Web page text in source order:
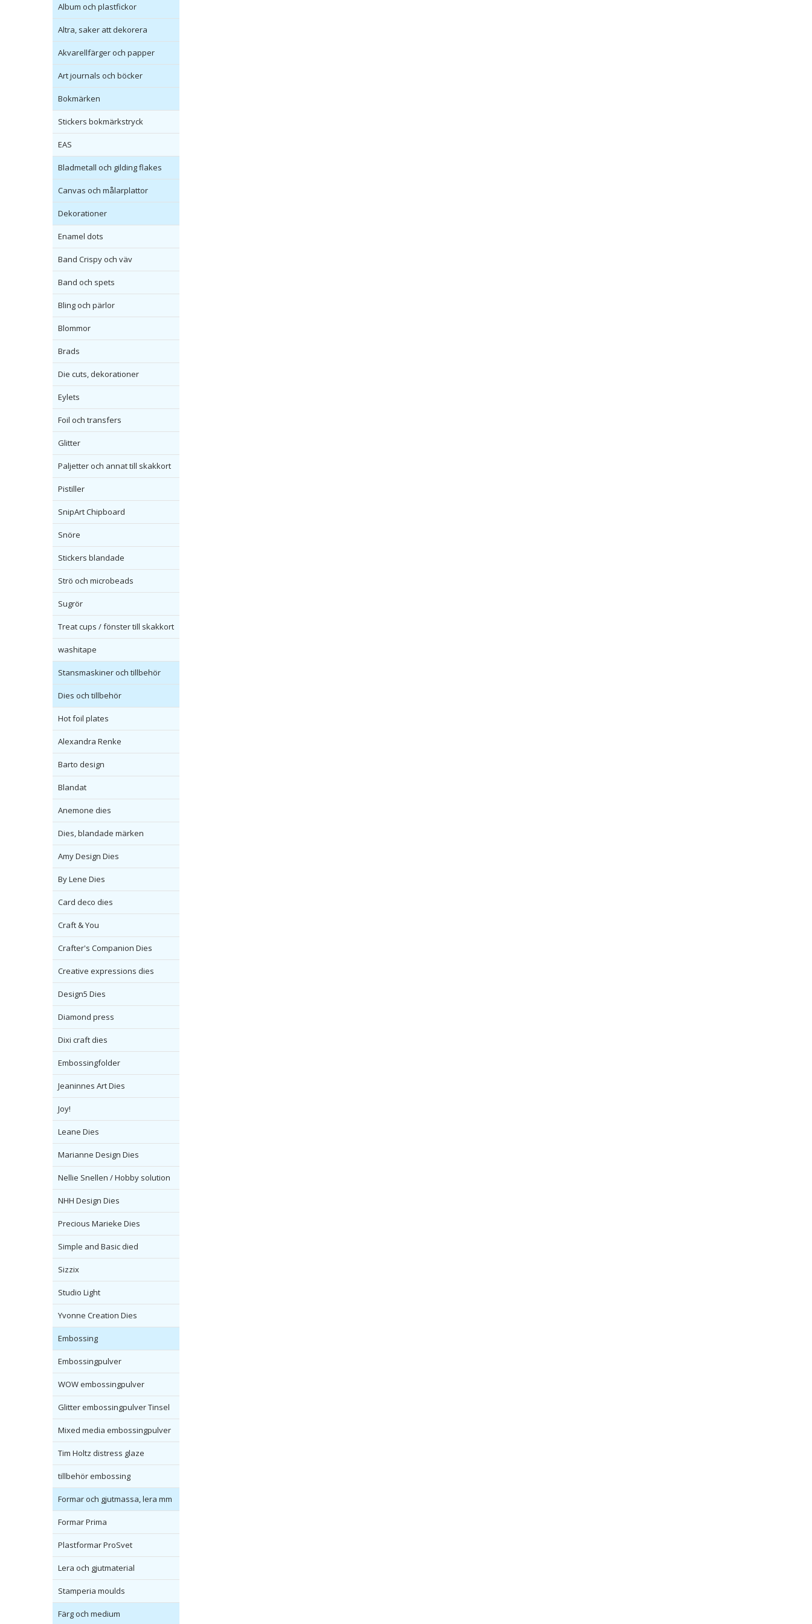
Album och plastfickor
Altra, saker att dekorera
Akvarellfärger och papper
Art journals och böcker
Bokmärken
Stickers bokmärkstryck
EAS
Bladmetall och gilding flakes
Canvas och målarplattor
Dekorationer
Enamel dots
Band Crispy och väv
Band och spets
Bling och pärlor
Blommor
Brads
Die cuts, dekorationer
Eylets
Foil och transfers
Glitter
Paljetter och annat till skakkort
Pistiller
SnipArt Chipboard
Snöre
Stickers blandade
Strö och microbeads
Sugrör
Treat cups / fönster till skakkort
washitape
Stansmaskiner och tillbehör
Dies och tillbehör
Hot foil plates
Alexandra Renke
Barto design
Blandat
Anemone dies
Dies, blandade märken
Amy Design Dies
By Lene Dies
Card deco dies
Craft & You
Crafter's Companion Dies
Creative expressions dies
Design5 Dies
Diamond press
Dixi craft dies
Embossingfolder
Jeaninnes Art Dies
Joy!
Leane Dies
Marianne Design Dies
Nellie Snellen / Hobby solution
NHH Design Dies
Precious Marieke Dies
Simple and Basic died
Sizzix
Studio Light
Yvonne Creation Dies
Embossing
Embossingpulver
WOW embossingpulver
Glitter embossingpulver Tinsel
Mixed media embossingpulver
Tim Holtz distress glaze
tillbehör embossing
Formar och gjutmassa, lera mm
Formar Prima
Plastformar ProSvet
Lera och gjutmaterial
Stamperia moulds
Färg och medium